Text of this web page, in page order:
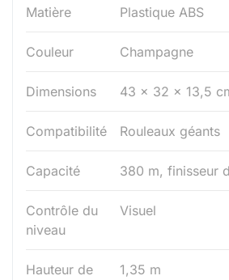
Matière Plastique ABS
Couleur Champagne
Dimensions 43 × 32 × 13,5
Compatibilité Rouleaux géants
Capacité 380 m, finisseur
Contrôle du
niveau
Visuel
Hauteur de
1,35 m